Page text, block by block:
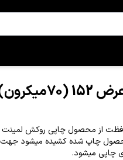
از محصول چاپی روکش لمینت
چاپ شده کشیده میشود جهت
چاپی میشود.